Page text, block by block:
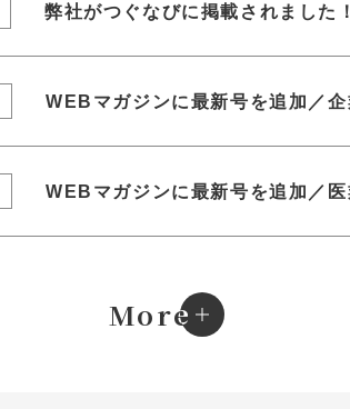
弊社がつぐなびに掲載されました！
WEBマガジンに最新号を追加／
WEBマガジンに最新号を追加／
More
e